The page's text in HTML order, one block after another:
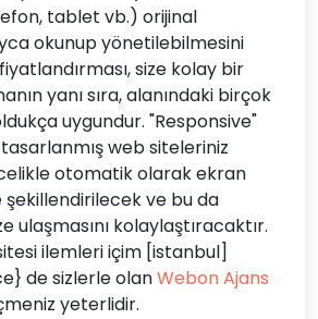
tablet vb.) orijinal
okunup yönetilebilmesini
size kolay bir
yanı sıra, alanındaki birçok
uygundur. "Responsive"
web siteleriniz
otomatik olarak ekran
ve bu da
ulaşmasını kolaylaştıracaktır.
ilemleri içim [istanbul]
de sizlerle olanWebon Ajans
yeterlidir.